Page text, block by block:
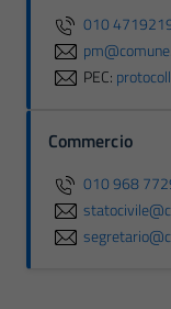
010
PEC:
Commercio
010 968